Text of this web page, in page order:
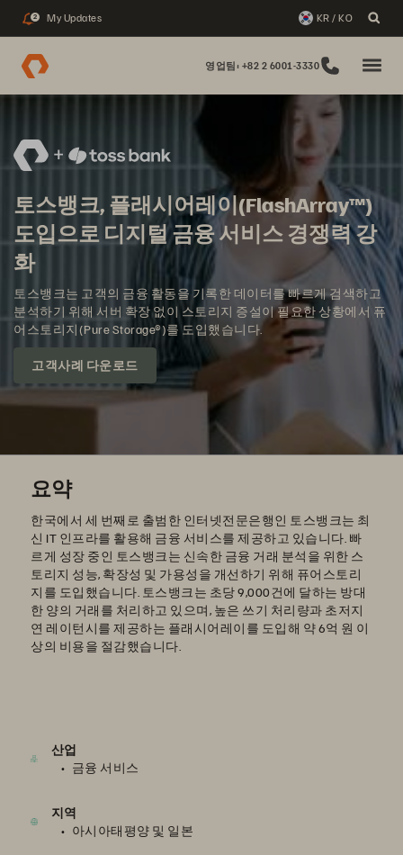
2 My Updates KR / KO
영업팀: +82 2 6001-3330
토스뱅크, 플래시어레이(FlashArray™)
도입으로 디지털 금융 서비스 경쟁력 강
화
토스뱅크는 고객의 금융 활동을 기록한 데이터를 빠르게 검색하고
분석하기 위해 서버 확장 없이 스토리지 증설이 필요한 상황에서 퓨
어스토리지(Pure Storage®)를 도입했습니다.
고객사례 다운로드
요약
한국에서 세 번째로 출범한 인터넷전문은행인 토스뱅크는 최
신 IT 인프라를 활용해 금융 서비스를 제공하고 있습니다. 빠
르게 성장 중인 토스뱅크는 신속한 금융 거래 분석을 위한 스
토리지 성능, 확장성 및 가용성을 개선하기 위해 퓨어스토리
지를 도입했습니다. 토스뱅크는 초당 9,000건에 달하는 방대
한 양의 거래를 처리하고 있으며, 높은 쓰기 처리량과 초저지
연 레이턴시를 제공하는 플래시어레이를 도입해 약 6억 원 이
상의 비용을 절감했습니다.
산업
금융 서비스
지역
아시아태평양 및 일본